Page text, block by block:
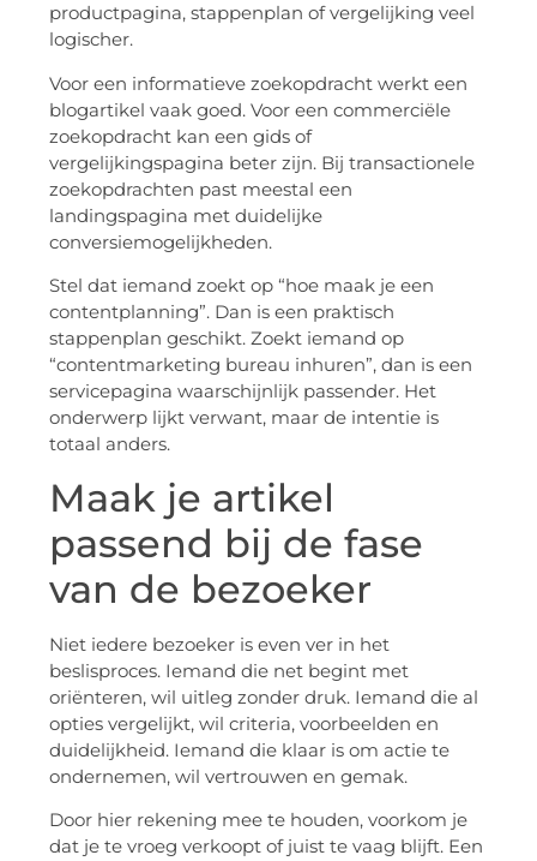
productpagina, stappenplan of vergelijking veel
logischer.
Voor een informatieve zoekopdracht werkt een
blogartikel vaak goed. Voor een commerciële
zoekopdracht kan een gids of
vergelijkingspagina beter zijn. Bij transactionele
zoekopdrachten past meestal een
landingspagina met duidelijke
conversiemogelijkheden.
Stel dat iemand zoekt op “hoe maak je een
contentplanning”. Dan is een praktisch
stappenplan geschikt. Zoekt iemand op
“contentmarketing bureau inhuren”, dan is een
servicepagina waarschijnlijk passender. Het
onderwerp lijkt verwant, maar de intentie is
totaal anders.
Maak je artikel
passend bij de fase
van de bezoeker
Niet iedere bezoeker is even ver in het
beslisproces. Iemand die net begint met
oriënteren, wil uitleg zonder druk. Iemand die al
opties vergelijkt, wil criteria, voorbeelden en
duidelijkheid. Iemand die klaar is om actie te
ondernemen, wil vertrouwen en gemak.
Door hier rekening mee te houden, voorkom je
dat je te vroeg verkoopt of juist te vaag blijft. Een